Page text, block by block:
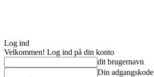
Log ind
Velkommen! Log ind på din konto
dit brugernavn
Din adgangskode